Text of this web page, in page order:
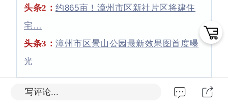
头条2 ：约865亩！漳州市区新社片区将建住
宅…
头条3 ：漳州市区景山公园最新效果图首度曝
光
写评论...